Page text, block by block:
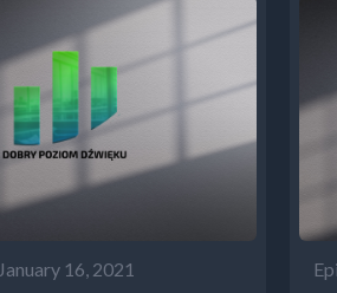
January 16, 2021